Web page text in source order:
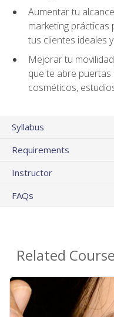
Aumentar tu
marketing
tus clientes ideales
Mejorar tu
que te abre
cosméticos,
Syllabus
Requirements
Instructor
FAQs
Related